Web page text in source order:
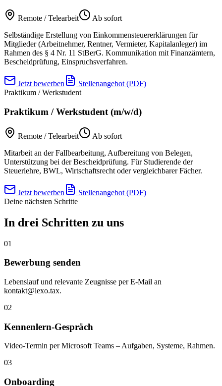
Remote / Telearbeit
Ab sofort
Selbständige Erstellung von Einkommensteuererklärungen für
Mitglieder (Arbeitnehmer, Rentner, Vermieter, Kapitalanleger) im
Rahmen des § 4 Nr. 11 StBerG. Kommunikation mit Finanzämtern,
Bescheidprüfung, Einspruchsverfahren.
Jetzt bewerben
Stellenangebot (PDF)
Praktikum / Werkstudent
Praktikum / Werkstudent (m/w/d)
Remote / Telearbeit
Ab sofort
Mitarbeit an der Fallbearbeitung, Aufbereitung von Belegen,
Unterstützung bei der Bescheidprüfung. Für Studierende der
Steuerlehre, BWL, Wirtschaftsrecht oder vergleichbarer Fächer.
Jetzt bewerben
Stellenangebot (PDF)
Deine nächsten Schritte
In drei Schritten zu uns
01
Bewerbung senden
Lebenslauf und relevante Zeugnisse per E-Mail an
kontakt@lexo.tax.
02
Kennenlern-Gespräch
Video-Termin per Microsoft Teams – Aufgaben, Systeme, Rahmen.
03
Onboarding